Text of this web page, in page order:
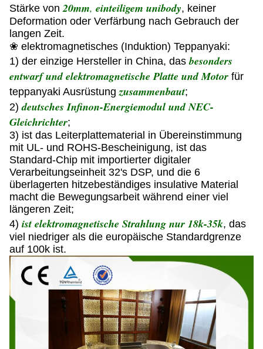
Stärke von20mm, einteiligem unibody, keiner
Deformation oder Verfärbung nach Gebrauch der
langen Zeit.
❀ elektromagnetisches (Induktion) Teppanyaki:
1) der einzige Hersteller in China, dasbesonders
entwarf und elektromagnetische Platte und Motor für
teppanyaki Ausrüstungzusammenbaut;
2)deutsches Infinon-Energiemodul und NEC-
Gleichrichter;
3) ist das Leiterplattematerial in Übereinstimmung
mit UL- und ROHS-Bescheinigung, ist das
Standard-Chip mit importierter digitaler
Verarbeitungseinheit 32's DSP, und die 6
überlagerten hitzebeständiges insulative Material
macht die Bewegungsarbeit während einer viel
längeren Zeit;
4) ist elektromagnetische Strahlung nur 18k-35k, das
viel niedriger als die europäische Standardgrenze
auf 100k ist.